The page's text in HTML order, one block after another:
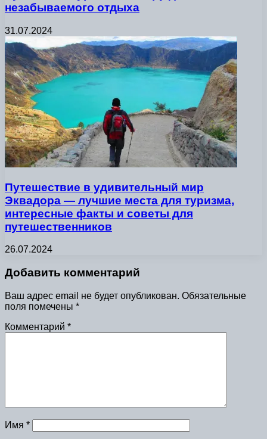
незабываемого отдыха
31.07.2024
Путешествие в удивительный мир
Эквадора — лучшие места для туризма,
интересные факты и советы для
путешественников
26.07.2024
Добавить комментарий
Ваш адрес email не будет опубликован. Обязательные
поля помечены *
Комментарий *
Имя *